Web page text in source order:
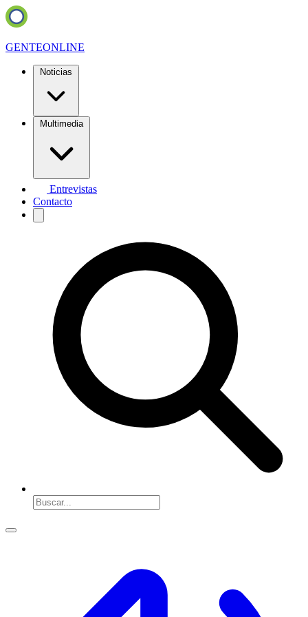
GENTEONLINE
Noticias
Multimedia
Entrevistas
Contacto